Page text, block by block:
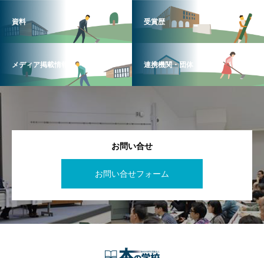
資料 受賞歴
メディア掲載情報 連携機関・団体
お問い合せ
お問い合せフォーム